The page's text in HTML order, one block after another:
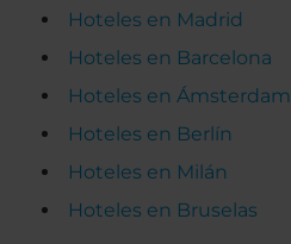
Hoteles en Madrid
Hoteles en Barcelona
Hoteles en Ámsterdam
Hoteles en Berlín
Hoteles en Milán
Hoteles en Bruselas